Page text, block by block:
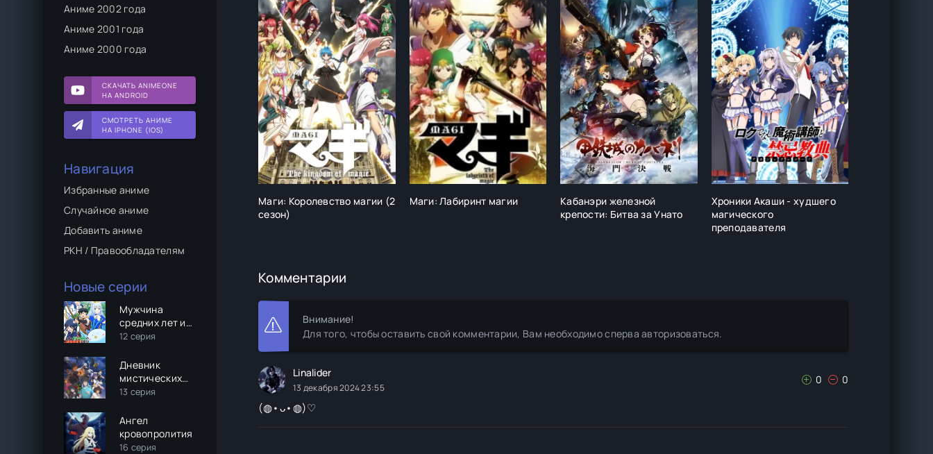
Аниме 2002 года
Аниме 2001 года
Аниме 2000 года
СКАЧАТЬ ANIMEONE
НА ANDROID
СМОТРЕТЬ АНИМЕ
НА IPHONE (IOS)
Навигация
Избранные аниме
Случайное аниме
Добавить аниме
РКН / Правообладателям
Новые серии
Мужчина
средних лет и
его
VRMMO
12 серия
Дневник
мистических
существ
13 серия
Ангел
кровопролития
16 серия
Маги: Королевство магии (2
сезон)
Маги: Лабиринт магии
Кабанэри железной
крепости: Битва за Унато
Хроники Акаши - худшего
магического
преподавателя
Комментарии
Внимание!
Для того, чтобы оставить свой комментарии, Вам необходимо сперва авторизоваться.
Linalider
13 декабря 2024 23:55
0 0
(⁠◍⁠•⁠ᴗ⁠•⁠◍⁠)♡